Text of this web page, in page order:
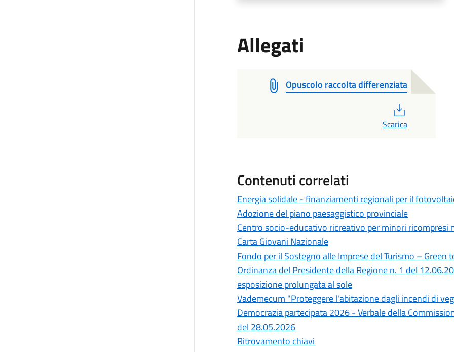
Allegati
Opuscolo raccolta differenziata
Scarica
Contenuti correlati
Energia solidale - finanziamenti regionali per il
Adozione del piano paesaggistico provinciale
Centro socio-educativo ricreativo per minori ricompresi
Carta Giovani Nazionale
Fondo per il Sostegno alle Imprese del Turismo – Green
Ordinanza del Presidente della Regione n. 1 del
esposizione prolungata al sole
Vademecum "Proteggere l'abitazione dagli incendi di
Democrazia partecipata 2026 - Verbale della
del 28.05.2026
Ritrovamento chiavi